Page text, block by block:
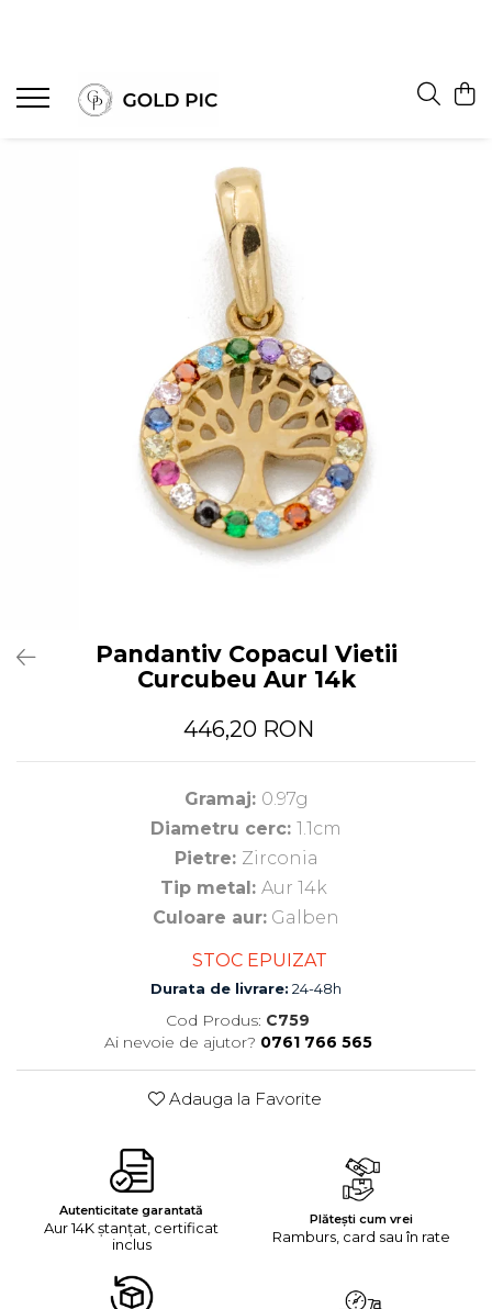
Pandantiv Copacul Vietii
Curcubeu Aur 14k
446,20 RON
Gramaj: 0.97g
Diametru cerc: 1.1cm
Pietre: Zirconia
Tip metal: Aur 14k
Culoare aur: Galben
STOC EPUIZAT
Durata de livrare: 24-48h
Cod Produs: C759
Ai nevoie de ajutor? 0761 766 565
Adauga la Favorite
Autenticitate garantată
Aur 14K ștanțat, certificat
inclus
Plătești cum vrei
Ramburs, card sau în rate